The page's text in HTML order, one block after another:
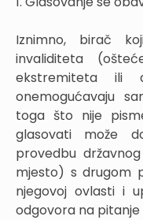
Iznimno, birač
invaliditeta
ekstremiteta ili
onemogućavaju
toga što nije
glasovati može
provedbu
mjesto) s drugom
njegovoj ovlasti i
odgovora na pitanje